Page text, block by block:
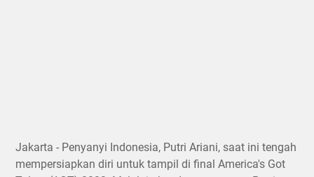
Jakarta - Penyanyi Indonesia, Putri Ariani, saat ini tengah
mempersiapkan diri untuk tampil di final America's Got